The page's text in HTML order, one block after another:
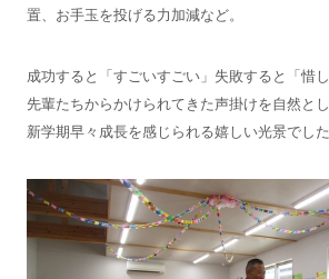
置、お手玉を投げる力加減など。
成功すると「すごいすごい」失敗すると「惜
先輩たちからかけられてきた声掛けを自然とし
新学期早々成長を感じられる嬉しい光景でした